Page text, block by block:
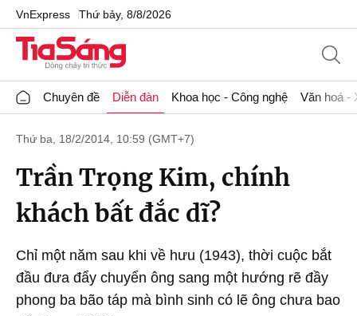
VnExpress Thứ bảy, 8/8/2026
Chuyên đề Diễn đàn Khoa học - Công nghệ Văn hoá -
Thứ ba, 18/2/2014, 10:59 (GMT+7)
Trần Trọng Kim, chính
khách bất đắc dĩ?
Chỉ một năm sau khi về hưu (1943), thời cuộc bắt
đầu đưa đẩy chuyển ông sang một hướng rẽ đầy
phong ba bão táp mà bình sinh có lẽ ông chưa bao